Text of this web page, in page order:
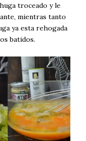
troceado y le
mientras tanto
ya esta rehogada
batidos.